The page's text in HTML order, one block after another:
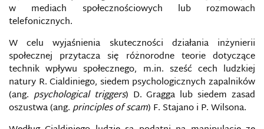
w mediach społecznościowych lub rozmowach
telefonicznych.
W celu wyjaśnienia skuteczności działania inżynierii
społecznej przytacza się różnorodne teorie dotyczące
technik wpływu społecznego, m.in. sześć cech ludzkiej
natury R. Cialdiniego, siedem psychologicznych zapalników
(ang. psychological triggers) D. Gragga lub siedem zasad
oszustwa (ang.principles of scam) F. Stajano i P. Wilsona.